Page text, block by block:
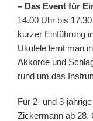
– Das Event für
14.00 Uhr bis
kurzer Einführung
Ukulele lernt man
Akkorde und
rund um das
Für 2- und 3-
Zickermann ab 28.